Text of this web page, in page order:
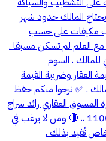
يحتاج المالك حدود شهر
مكيفات على حسب
مقفلة من مدة 4 سنوات مع العلم لم تسكن مسبقا .
2500000 ريال صافي للمالك . السوم
المية من قيمة العقار وضريبة القيمة
. ✅ نرجوا منكم حفظ
المسوق العقاري رائد سراج
قرطلي - ابو انمار رقم رخصة فال 1100019978 .. 🔴 ومن لا يرغب في
تُفيد بذلك .